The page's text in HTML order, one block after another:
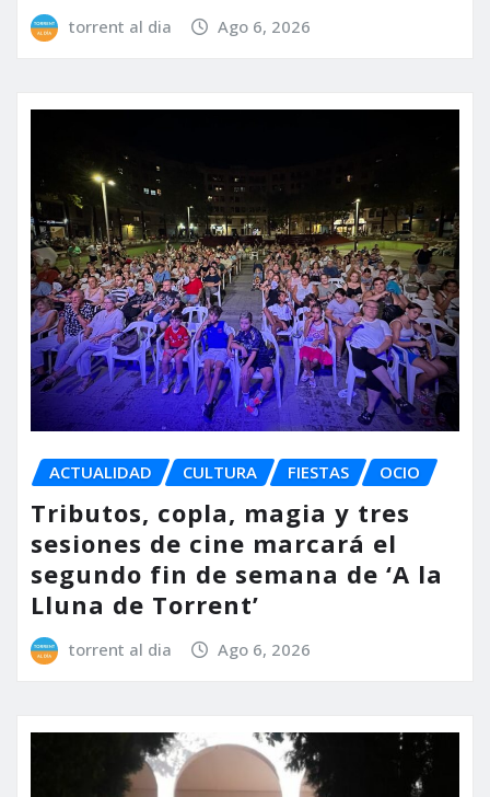
torrent al dia Ago 6, 2026
ACTUALIDAD CULTURA FIESTAS OCIO
Tributos, copla, magia y tres
sesiones de cine marcará el
segundo fin de semana de ‘A la
Lluna de Torrent’
torrent al dia Ago 6, 2026